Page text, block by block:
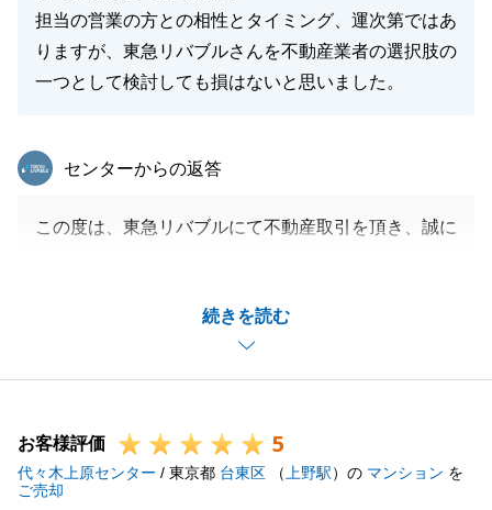
担当の営業の方との相性とタイミング、運次第ではあ
りますが、東急リバブルさんを不動産業者の選択肢の
一つとして検討しても損はないと思いました。
続きを読む
東急リバブル
センターからの返答
この度は、東急リバブルにて不動産取引を頂き、誠に
引が完了出来ました事、重ねて御礼申し上げます。
また私共でお手伝い出来る機会がございましたら、是
非ご相談下さい。
お客様評価 5
代々木上原センター / 東京都 台東区 （ 上野駅）の マンション を
ご売却